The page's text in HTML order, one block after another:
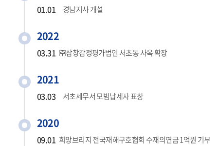
01.01 경남지사 개설
2022
03.31 ㈜삼창감정평가법인 서초동 사옥 확장
2021
03.03 서초세무서 모범납세자 표창
2020
09.01 희망브리지 전국재해구호협회 수재의연금 1억원 기부